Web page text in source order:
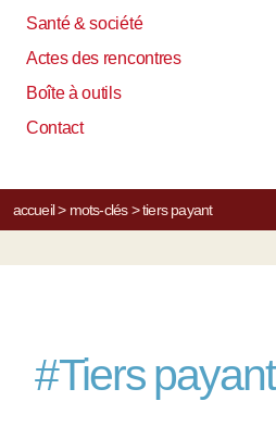
Santé & société
Actes des rencontres
Boîte à outils
Contact
accueil> mots-clés> tiers payant
#Tiers payant